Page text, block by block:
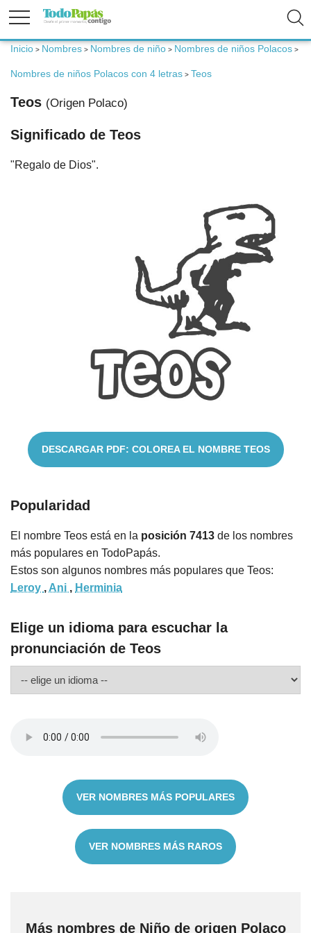
Embarazo
Inicio > Nombres > Nombres de niño > Nombres de niños Polacos >
Nombres de niños Polacos con 4 letras > Teos
Teos (Origen Polaco)
Significado de Teos
"Regalo de Dios".
DESCARGAR PDF: COLOREA EL NOMBRE TEOS
Popularidad
El nombre Teos está en la posición 7413 de los nombres
más populares en TodoPapás.
Estos son algunos nombres más populares que Teos:
Leroy , Ani , Herminia
Elige un idioma para escuchar la
pronunciación de Teos
VER NOMBRES MÁS POPULARES
VER NOMBRES MÁS RAROS
Más nombres de Niño de origen Polaco